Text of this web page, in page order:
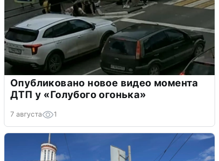
Опубликовано новое видео момента
ДТП у «Голубого огонька»
7 августа 1